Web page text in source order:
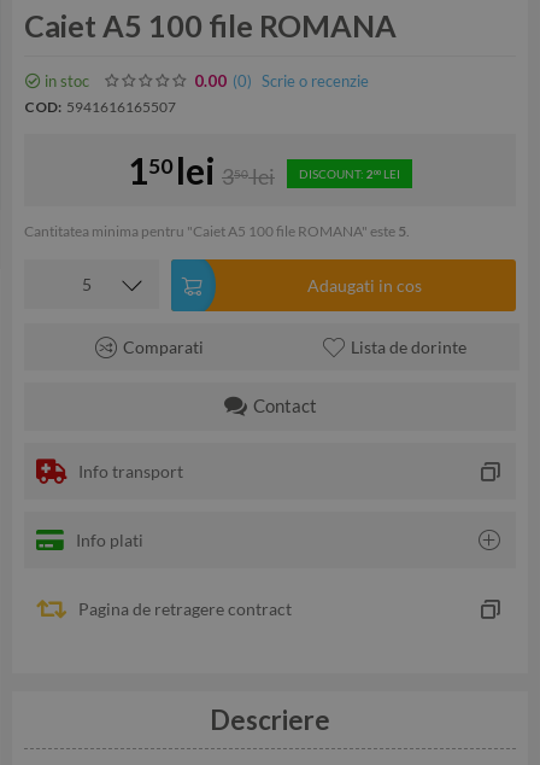
Caiet A5 100 file ROMANA
in stoc 0.00 (0) Scrie o recenzie
COD: 5941616165507
150 lei 350 lei DISCOUNT: 200 LEI
Cantitatea minima pentru "Caiet A5 100 file ROMANA" este 5.
Adaugati in cos
Comparati Lista de dorinte
Contact
Info transport
Info plati
Pagina de retragere contract
Descriere